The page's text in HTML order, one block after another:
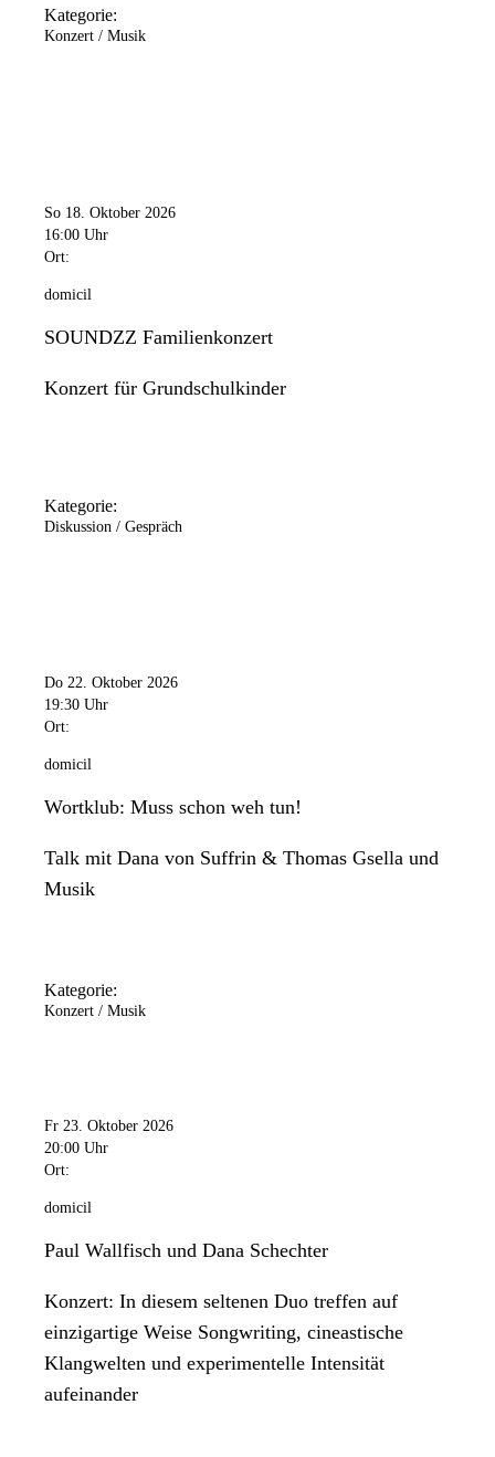
Kategorie:
Konzert / Musik
So 18. Oktober 2026
16:00 Uhr
Ort:
domicil
SOUNDZZ Familienkonzert
Konzert für Grundschulkinder
Kategorie:
Diskussion / Gespräch
Do 22. Oktober 2026
19:30 Uhr
Ort:
domicil
Wortklub: Muss schon weh tun!
Talk mit Dana von Suffrin & Thomas Gsella und
Musik
Kategorie:
Konzert / Musik
Fr 23. Oktober 2026
20:00 Uhr
Ort:
domicil
Paul Wallfisch und Dana Schechter
Konzert: In diesem seltenen Duo treffen auf
einzigartige Weise Songwriting, cineastische
Klangwelten und experimentelle Intensität
aufeinander